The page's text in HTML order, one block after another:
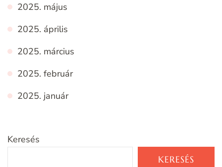
2025. május
2025. április
2025. március
2025. február
2025. január
Keresés
KERESÉS